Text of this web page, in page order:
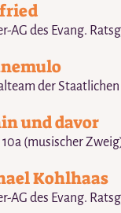
AG des Evang.
der
und davor
10a (musischer
Kohlhaas
AG des Evang.